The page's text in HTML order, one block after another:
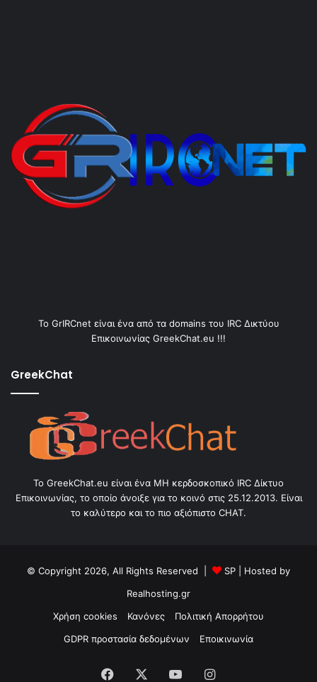
Το GrIRCnet είναι ένα από τα domains του IRC Δικτύου
Επικοινωνίας GreekChat.eu !!!
GreekChat
Το GreekChat.eu είναι ένα ΜΗ κερδοσκοπικό IRC Δίκτυο
Επικοινωνίας, το οποίο άνοιξε για το κοινό στις 25.12.2013. Είναι
το καλύτερο και το πιο αξιόπιστο CHAT.
© Copyright 2026, All Rights Reserved | SP | Hosted by
Realhosting.gr
Χρήση cookies
Κανόνες
Πολιτική Απορρήτου
GDPR προστασία δεδομένων
Εποικινωνία
Facebook YouTubeInstagram